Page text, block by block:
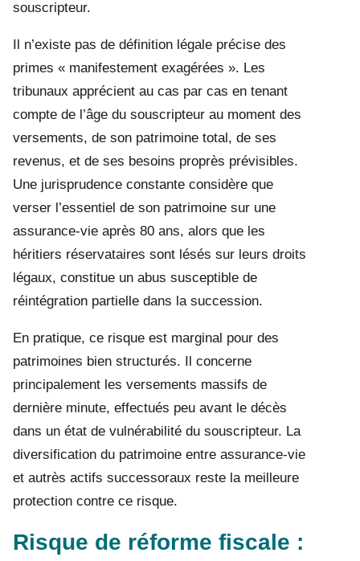
souscripteur.
Il n’existe pas de définition légale précise des
primes « manifestement exagérées ». Les
tribunaux apprécient au cas par cas en tenant
compte de l’âge du souscripteur au moment des
versements, de son patrimoine total, de ses
revenus, et de ses besoins proprès prévisibles.
Une jurisprudence constante considère que
verser l’essentiel de son patrimoine sur une
assurance-vie après 80 ans, alors que les
héritiers réservataires sont lésés sur leurs droits
légaux, constitue un abus susceptible de
réintégration partielle dans la succession.
En pratique, ce risque est marginal pour des
patrimoines bien structurés. Il concerne
principalement les versements massifs de
dernière minute, effectués peu avant le décès
dans un état de vulnérabilité du souscripteur. La
diversification du patrimoine entre assurance-vie
et autrès actifs successoraux reste la meilleure
protection contre ce risque.
Risque de réforme fiscale :